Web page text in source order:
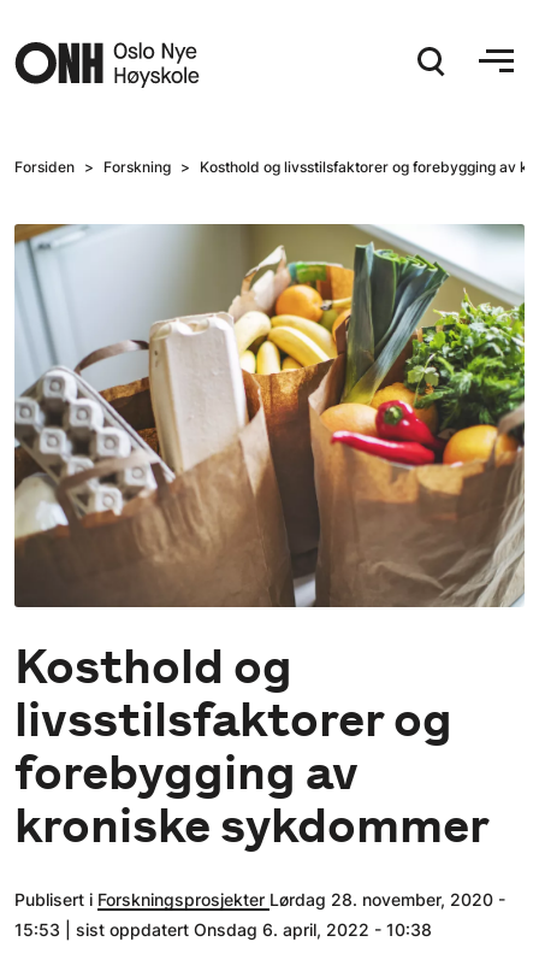
Forsiden Forskning Kosthold og livsstilsfaktorer og forebygging av
Kosthold og
livsstilsfaktorer og
forebygging av
kroniske sykdommer
Publisert i Forskningsprosjekter Lørdag 28. november, 2020 -
15:53 | sist oppdatert Onsdag 6. april, 2022 - 10:38